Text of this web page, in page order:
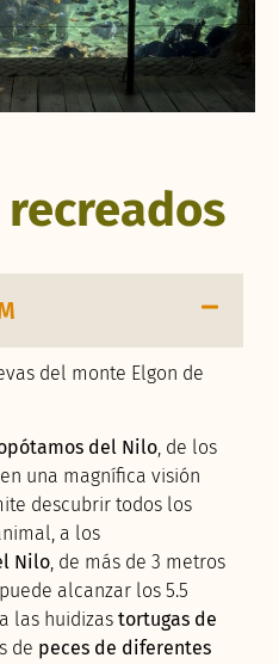
del monte Elgon de
del Nilo, de los
una magnífica visión
descubrir todos los
a los
Nilo, de más de 3 metros
alcanzar los 5.5
las huidizas tortugas de
de peces de diferentes